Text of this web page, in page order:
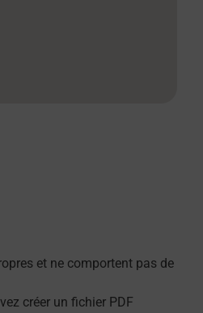
et ne comportent pas de
créer un fichier PDF